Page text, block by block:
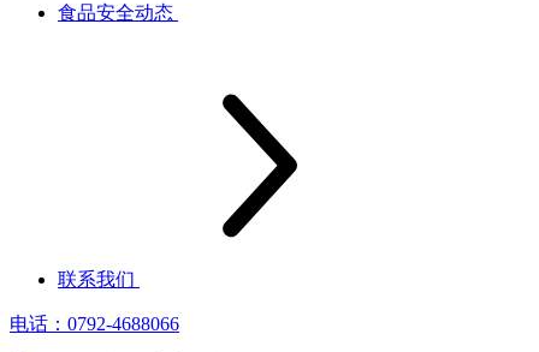
食品安全动态
联系我们
电话：0792-4688066